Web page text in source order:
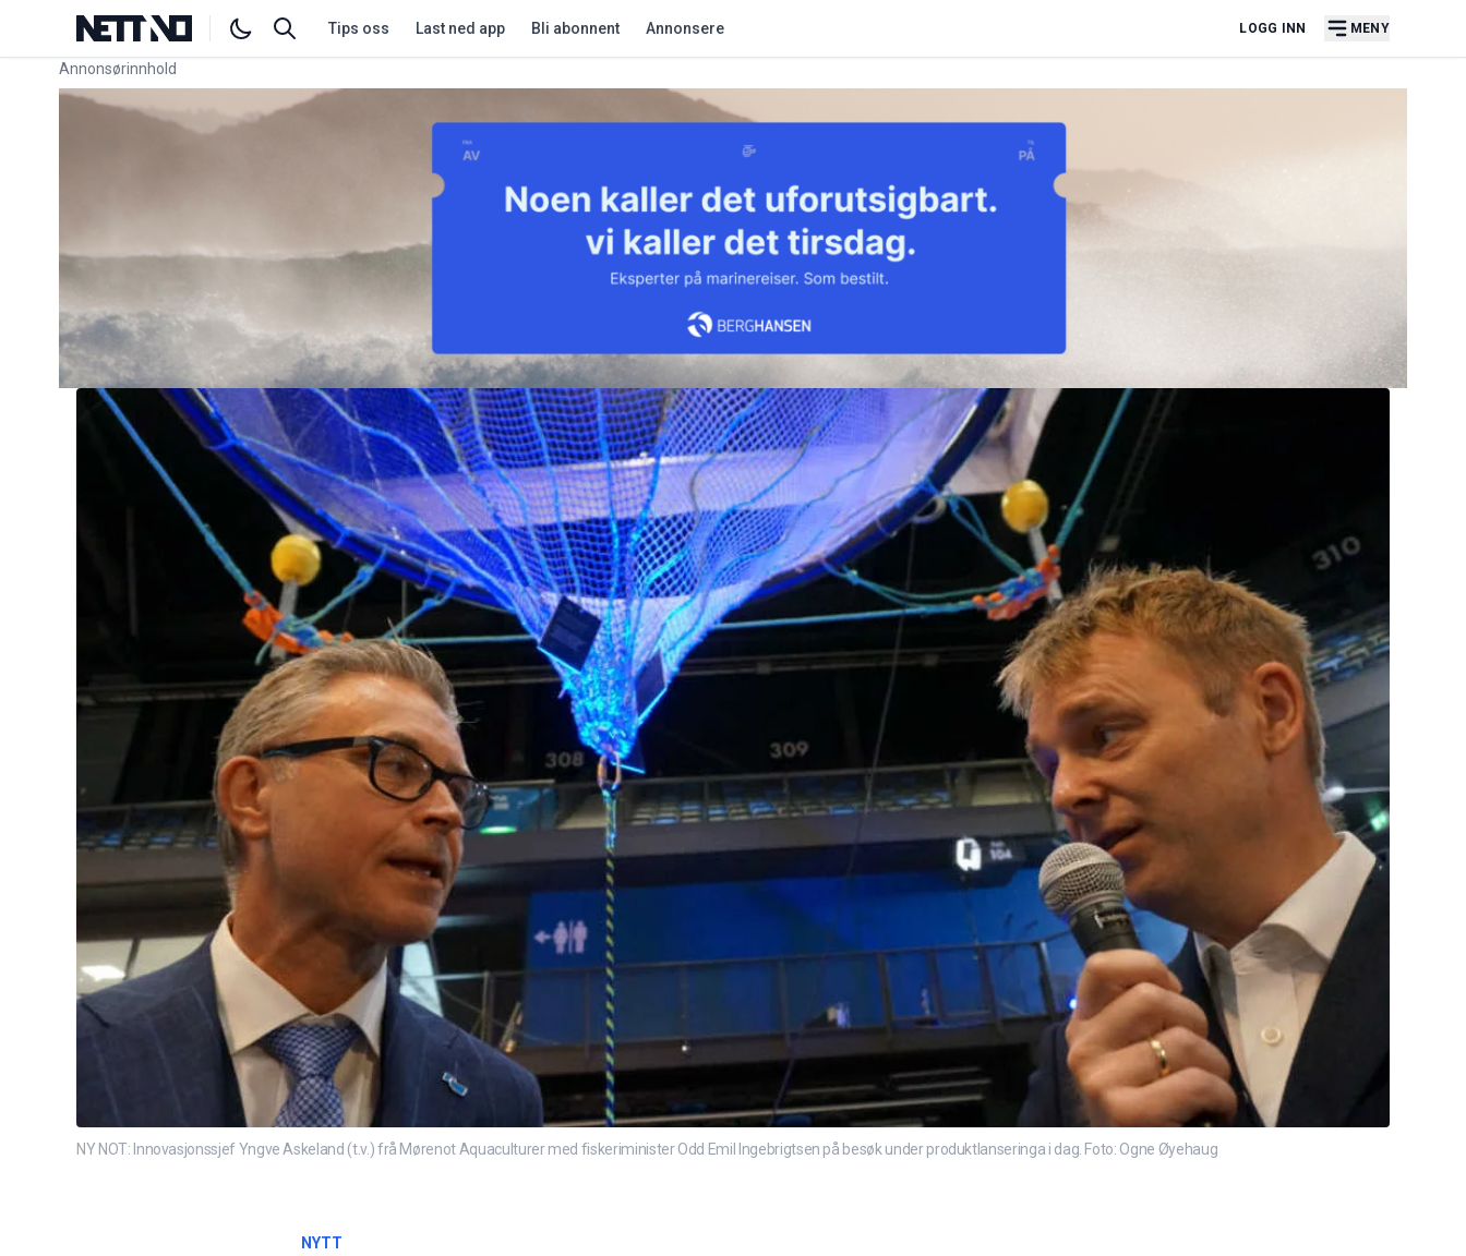
Tips oss Last ned app Bli abonnent Annonsere LOGG INN MENY
Annonsørinnhold
Link for annonse
NY NOT: Innovasjonssjef Yngve Askeland (t.v.) frå Mørenot Aquaculturer med fiskeriminister Odd Emil Ingebrigtsen på besøk under produktlanseringa i dag. Foto: Ogne Øyehaug
NYTT